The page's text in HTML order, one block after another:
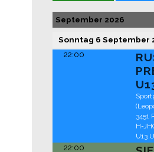
September 2026
Sonntag 6 September
22:00
3451
H-
U13
22:00